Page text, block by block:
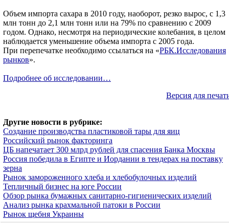
Объем импорта сахара в 2010 году, наоборот, резко вырос, с 1,3
млн тонн до 2,1 млн тонн или на 79% по сравнению с 2009
годом. Однако, несмотря на периодические колебания, в целом
наблюдается уменьшение объема импорта с 2005 года.
При перепечатке необходимо ссылаться на «РБК.Исследования
рынков».
Подробнее об исследовании…
Версия для
Другие новости в рубрике:
Создание производства пластиковой тары для яиц
Российский рынок факторинга
ЦБ напечатает 300 млрд рублей для спасения Банка Москвы
Россия победила в Египте и Иордании в тендерах на поставку
зерна
Рынок замороженного хлеба и хлебобулочных изделий
Тепличный бизнес на юге России
Обзор рынка бумажных санитарно-гигиенических изделий
Анализ рынка крахмальной патоки в России
Рынок щебня Украины